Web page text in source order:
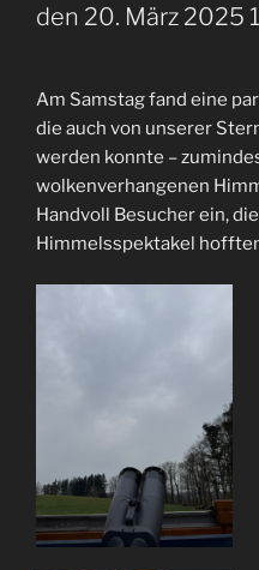
den 20. März 2025
Am Samstag fand eine
die auch von unserer
werden konnte –
wolkenverhangenen
Handvoll Besucher ein,
Himmelsspektakel